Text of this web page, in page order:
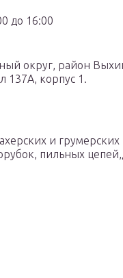
до 16:00
округ, район
137А, корпус 1.
и
пильных